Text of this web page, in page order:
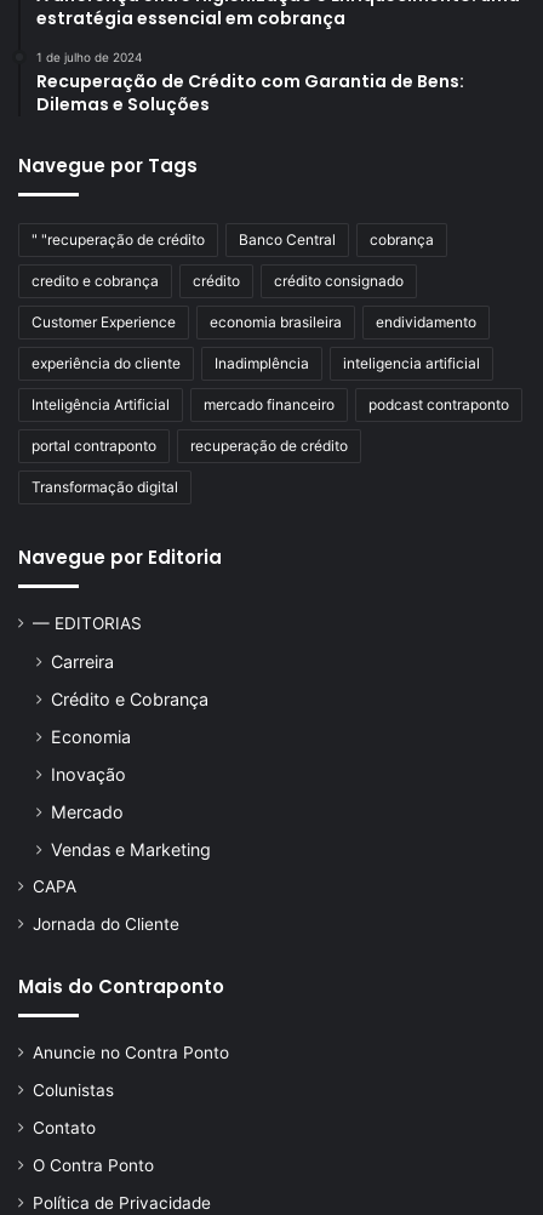
estratégia essencial em cobrança
1 de julho de 2024
Recuperação de Crédito com Garantia de Bens:
Dilemas e Soluções
Navegue por Tags
" "recuperação de crédito Banco Central cobrança
credito e cobrança crédito crédito consignado
Customer Experience economia brasileira endividamento
experiência do cliente Inadimplência inteligencia artificial
Inteligência Artificial mercado financeiro podcast contraponto
portal contraponto recuperação de crédito
Transformação digital
Navegue por Editoria
— EDITORIAS
Carreira
Crédito e Cobrança
Economia
Inovação
Mercado
Vendas e Marketing
CAPA
Jornada do Cliente
Mais do Contraponto
Anuncie no Contra Ponto
Colunistas
Contato
O Contra Ponto
Política de Privacidade